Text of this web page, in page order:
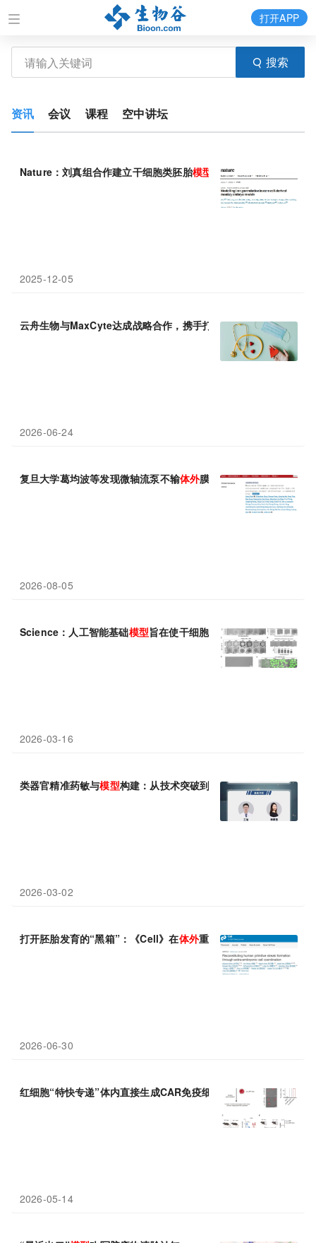
搜索
打开APP
资讯 会议 课程 空中讲坛
Nature：刘真组合作建立干细胞类胚胎模型 实现灵长类晚期原肠
2025-12-05
云舟生物与MaxCyte达成战略合作，携手打造新一代体外基因递送
2026-06-24
复旦大学葛均波等发现微轴流泵不输体外膜肺，还更“温柔”
2026-08-05
Science：人工智能基础模型旨在使干细胞治疗更可预测
2026-03-16
类器官精准药敏与模型构建：从技术突破到临床转化
2026-03-02
打开胚胎发育的“黑箱”：《Cell》在体外重现人类原肠运动的关键
2026-06-30
红细胞“特快专递”体内直接生成CAR免疫细胞，无需体外改造
2026-05-14